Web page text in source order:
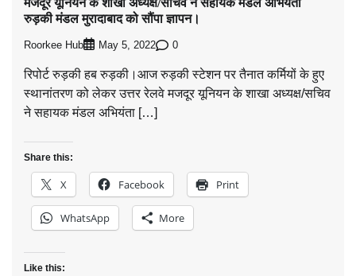
मजदूर यूनियन के शाखा अध्यक्ष/सचिव ने सहायक मंडल अभियंता
रुड़की मंडल मुरादाबाद को सौंपा ज्ञापन।
Roorkee Hub May 5, 2022 0
रिपोर्ट रुड़की हब रुड़की।आज रुड़की स्टेशन पर तैनात कर्मियों के हुए
स्थानांतरण को लेकर उत्तर रेलवे मजदूर यूनियन के शाखा अध्यक्ष/सचिव
ने सहायक मंडल अभियंता […]
Share this:
X Facebook Print
WhatsApp More
Like this: